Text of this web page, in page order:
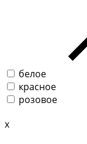
белое
красное
розовое
x